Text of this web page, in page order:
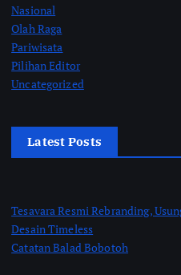
Nasional
Olah Raga
Pariwisata
Pilihan Editor
Uncategorized
Latest Posts
Tesavara Resmi Rebranding,
Desain Timeless
Catatan Balad Bobotoh